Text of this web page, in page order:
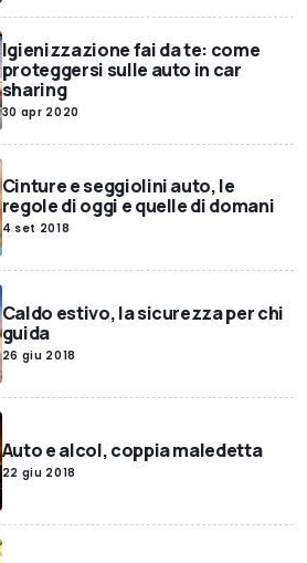
Igienizzazione fai da te: come
proteggersi sulle auto in car
sharing
30 apr 2020
Cinture e seggiolini auto, le
regole di oggi e quelle di domani
4 set 2018
Caldo estivo, la sicurezza per chi
guida
26 giu 2018
Auto e alcol, coppia maledetta
22 giu 2018